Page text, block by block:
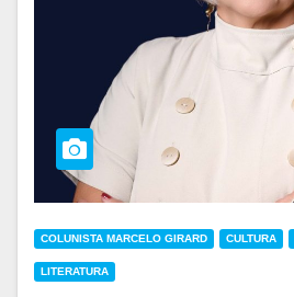
COLUNISTA MARCELO GIRARD CULTURA
LITERATURA